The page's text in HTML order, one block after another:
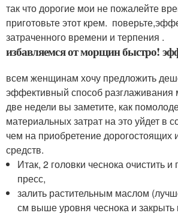
так что дорогие мои не пожалейте
приготовьте этот крем.
затраченного времени и терпения .
избавляемся от морщин быстро!
всем женщинам хочу предложить
эффективный способ
две недели вы заметите, как
материальных затрат на это уйдет в
чем на приобретение дорогостоящих
средств.
Итак, 2 головки чеснока очистить и
пресс,
залить растительным маслом
см выше уровня чеснока и